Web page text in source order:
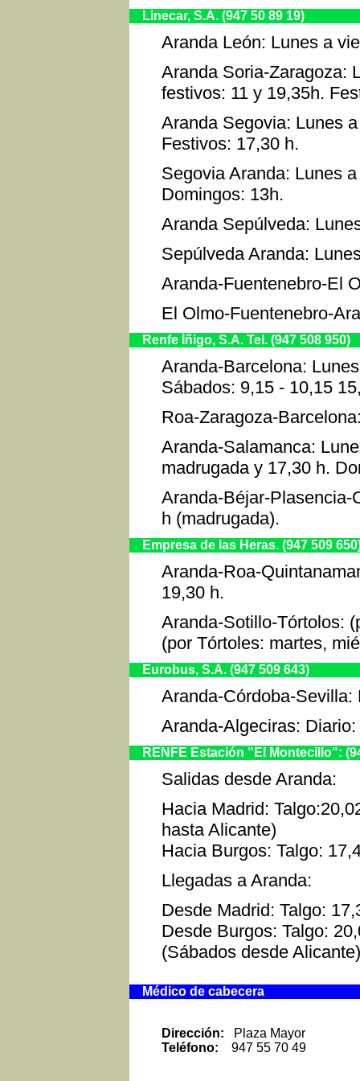
Linecar, S.A. (947 50 89 19)
Aranda León: Lunes a
Aranda Soria-Zaragoza:
festivos: 11 y 19,35h.
Aranda Segovia: Lunes
Festivos: 17,30 h.
Segovia Aranda: Lunes
Domingos: 13h.
Aranda Sepúlveda:
Sepúlveda Aranda:
Aranda-Fuentenebro-El
El Olmo-Fuentenebro-
Renfe Íñigo, S.A. Tel. (947 508 950)
Aranda-Barcelona:
Sábados: 9,15 - 10,15
Roa-Zaragoza-
Aranda-Salamanca:
madrugada y 17,30 h.
Aranda-Béjar-Plasencia-
h (madrugada).
Empresa de las Heras. (947 509
Aranda-Roa-
19,30 h.
Aranda-Sotillo-Tórtolos:
(por Tórtoles: martes,
Eurobus, S.A. (947 509 643)
Aranda-Córdoba-Sevilla:
Aranda-Algeciras:
RENFE Estación "El Montecillo":
Salidas desde Aranda:
Hacia Madrid:
hasta Alicante)
Hacia Burgos: Talgo:
Llegadas a Aranda:
Desde Madrid: Talgo:
Desde Burgos: Talgo:
(Sábados desde Alicante)
Médico de cabecera
Dirección: Plaza Mayor
Teléfono: 947 55 70 49